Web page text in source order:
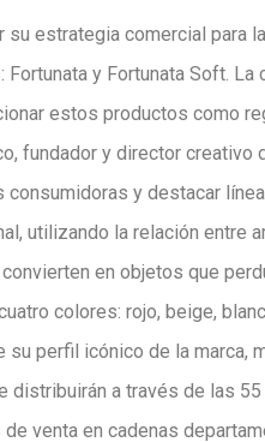
su estrategia comercial para
y Fortunata Soft.
estos productos como
fundador y director
y destacar
utilizando la relación entre
en objetos que
colores: rojo, beige,
perfil icónico de la marca,
distribuirán a través de las
venta en cadenas